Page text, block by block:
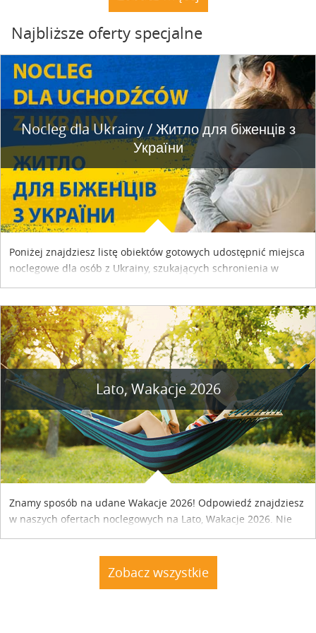
Najbliższe oferty specjalne
Nocleg dla Ukrainy / Житло для бiженцiв з
України
Poniżej znajdziesz listę obiektów gotowych udostępnić miejsca
noclegowe dla osób z Ukrainy, szukających schronienia w
Lato, Wakacje 2026
Znamy sposób na udane Wakacje 2026! Odpowiedź znajdziesz
w naszych ofertach noclegowych na Lato, Wakacje 2026. Nie
zwlekaj atrakcyjne noclegi czekają...
Zobacz wszystkie